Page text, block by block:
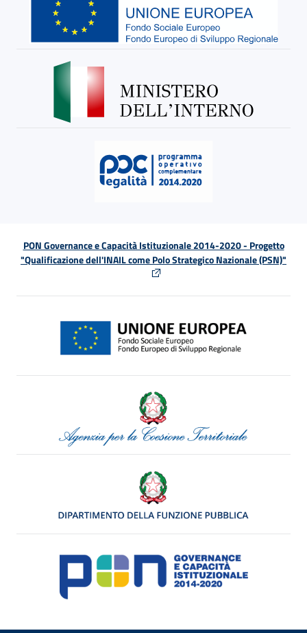
PON Governance e Capacità Istituzionale 2014-2020 - Progetto
"Qualificazione dell'INAIL come Polo Strategico Nazionale (PSN)"